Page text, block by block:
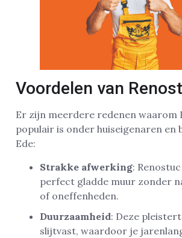
Voordelen van
Er zijn meerdere redenen waarom
populair is onder huiseigenaren en
Ede:
Strakke afwerking:
perfect gladde muur zonder
of oneffenheden.
Duurzaamheid: Deze
slijtvast, waardoor je